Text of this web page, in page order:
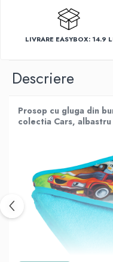
LIVRARE EASYBOX: 14.9
Descriere
Prosop cu gluga din
colectia Cars, albastru